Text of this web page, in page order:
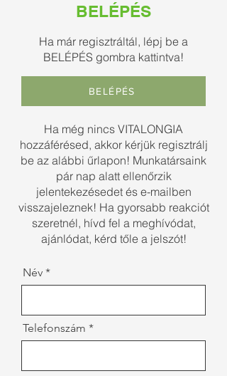
BELÉPÉS
Ha már regisztráltál, lépj be a
BELÉPÉS gombra kattintva!
BELÉPÉS
Ha még nincs VITALONGIA
hozzáférésed, akkor kérjük regisztrálj
be az alábbi űrlapon! Munkatársaink
pár nap alatt ellenőrzik
jelentekezésedet és e-mailben
visszajeleznek! Ha gyorsabb reakciót
szeretnél, hívd fel a meghívódat,
ajánlódat, kérd tőle a jelszót!
Név
Telefonszám